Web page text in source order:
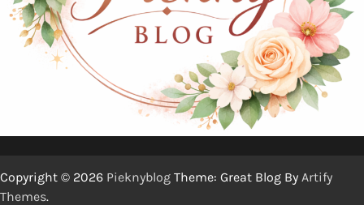
Copyright © 2026 Pieknyblog Theme: Great Blog By Artify
Themes.